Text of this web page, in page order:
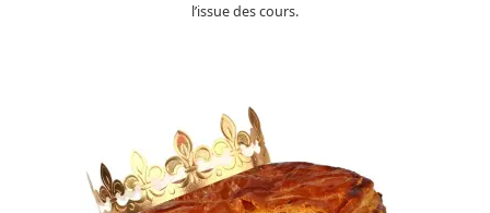
l’issue des cours.